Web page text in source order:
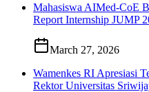
Mahasiswa AIMed-CoE
Report Internship JUMP
March 27, 2026
Wamenkes RI Apresiasi
Rektor Universitas